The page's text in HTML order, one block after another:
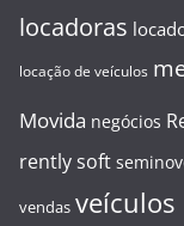
locadoras
locação de veículos
Movida negócios
rently soft
vendas veículos